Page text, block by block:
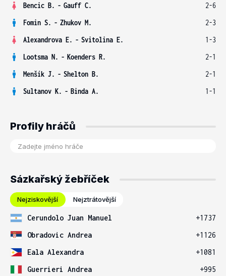
Bencic B. - Gauff C.
2-6
Fomin S. - Zhukov M.
2-3
Alexandrova E. - Svitolina E.
1-3
Lootsma N. - Koenders R.
2-1
Menšík J. - Shelton B.
2-1
Sultanov K. - Binda A. 1-1
Profily hráčů
Sázkařský žebříček
Nejziskovější Nejztrátovější
Cerundolo Juan Manuel
+1737
Obradovic Andrea
+1126
Eala Alexandra
+1081
Guerrieri Andrea
+995